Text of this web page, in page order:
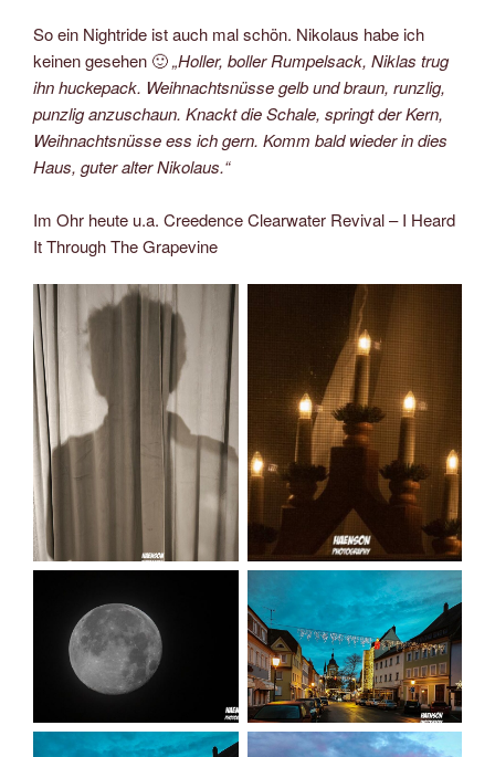
So ein Nightride ist auch mal schön. Nikolaus habe ich
keinen gesehen 🙂„Holler, boller Rumpelsack, Niklas trug
ihn huckepack. Weihnachtsnüsse gelb und braun, runzlig,
punzlig anzuschaun. Knackt die Schale, springt der Kern,
Weihnachtsnüsse ess ich gern. Komm bald wieder in dies
Haus, guter alter Nikolaus.“
Im Ohr heute u.a. Creedence Clearwater Revival – I Heard
It Through The Grapevine